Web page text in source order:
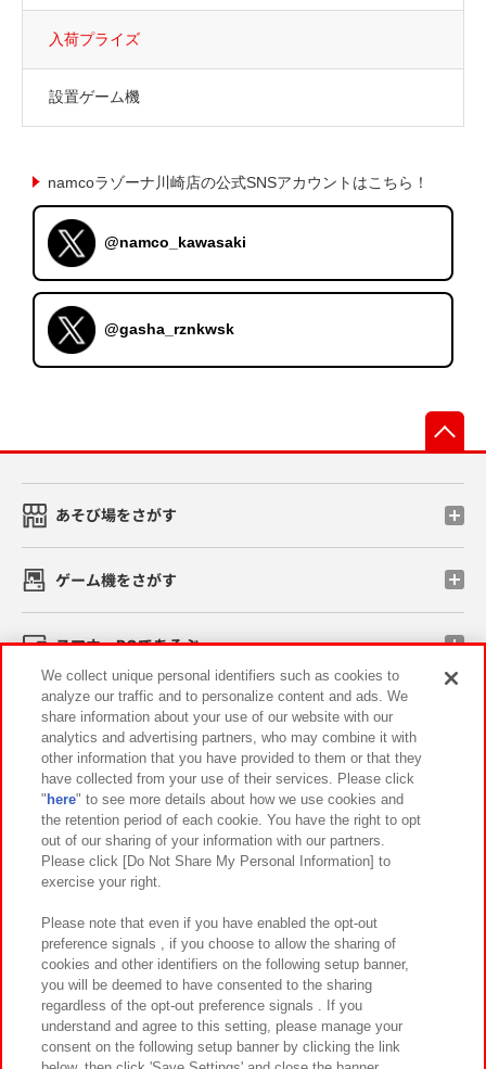
入荷プライズ
設置ゲーム機
namcoラゾーナ川崎店の公式SNSアカウントはこちら！
@namco_kawasaki
@gasha_rznkwsk
あそび場をさがす
ゲーム機をさがす
スマホ・PCであそぶ
イベント・キャンペーン
関連会社 サステナビリティ サイトポリシー
プライバシーポリシー ウェブアクセシビリティ方針と検証結果
お取引先さまとともに
カスタマーハラスメント対応方針 よくあるご質問・お問い合わせ
We collect unique personal identifiers such as cookies to
analyze our traffic and to personalize content and ads. We
share information about your use of our website with our
analytics and advertising partners, who may combine it with
other information that you have provided to them or that they
have collected from your use of their services. Please click
" here" to see more details about how we use cookies and
the retention period of each cookie. You have the right to opt
out of our sharing of your information with our partners.
Please click [Do Not Share My Personal Information] to
exercise your right.
Please note that even if you have enabled the opt-out
preference signals , if you choose to allow the sharing of
cookies and other identifiers on the following setup banner,
you will be deemed to have consented to the sharing
regardless of the opt-out preference signals . If you
understand and agree to this setting, please manage your
consent on the following setup banner by clicking the link